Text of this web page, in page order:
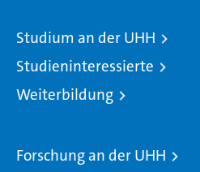
Studium an der UHH
Studieninteressierte
Weiterbildung
Forschung an der UHH